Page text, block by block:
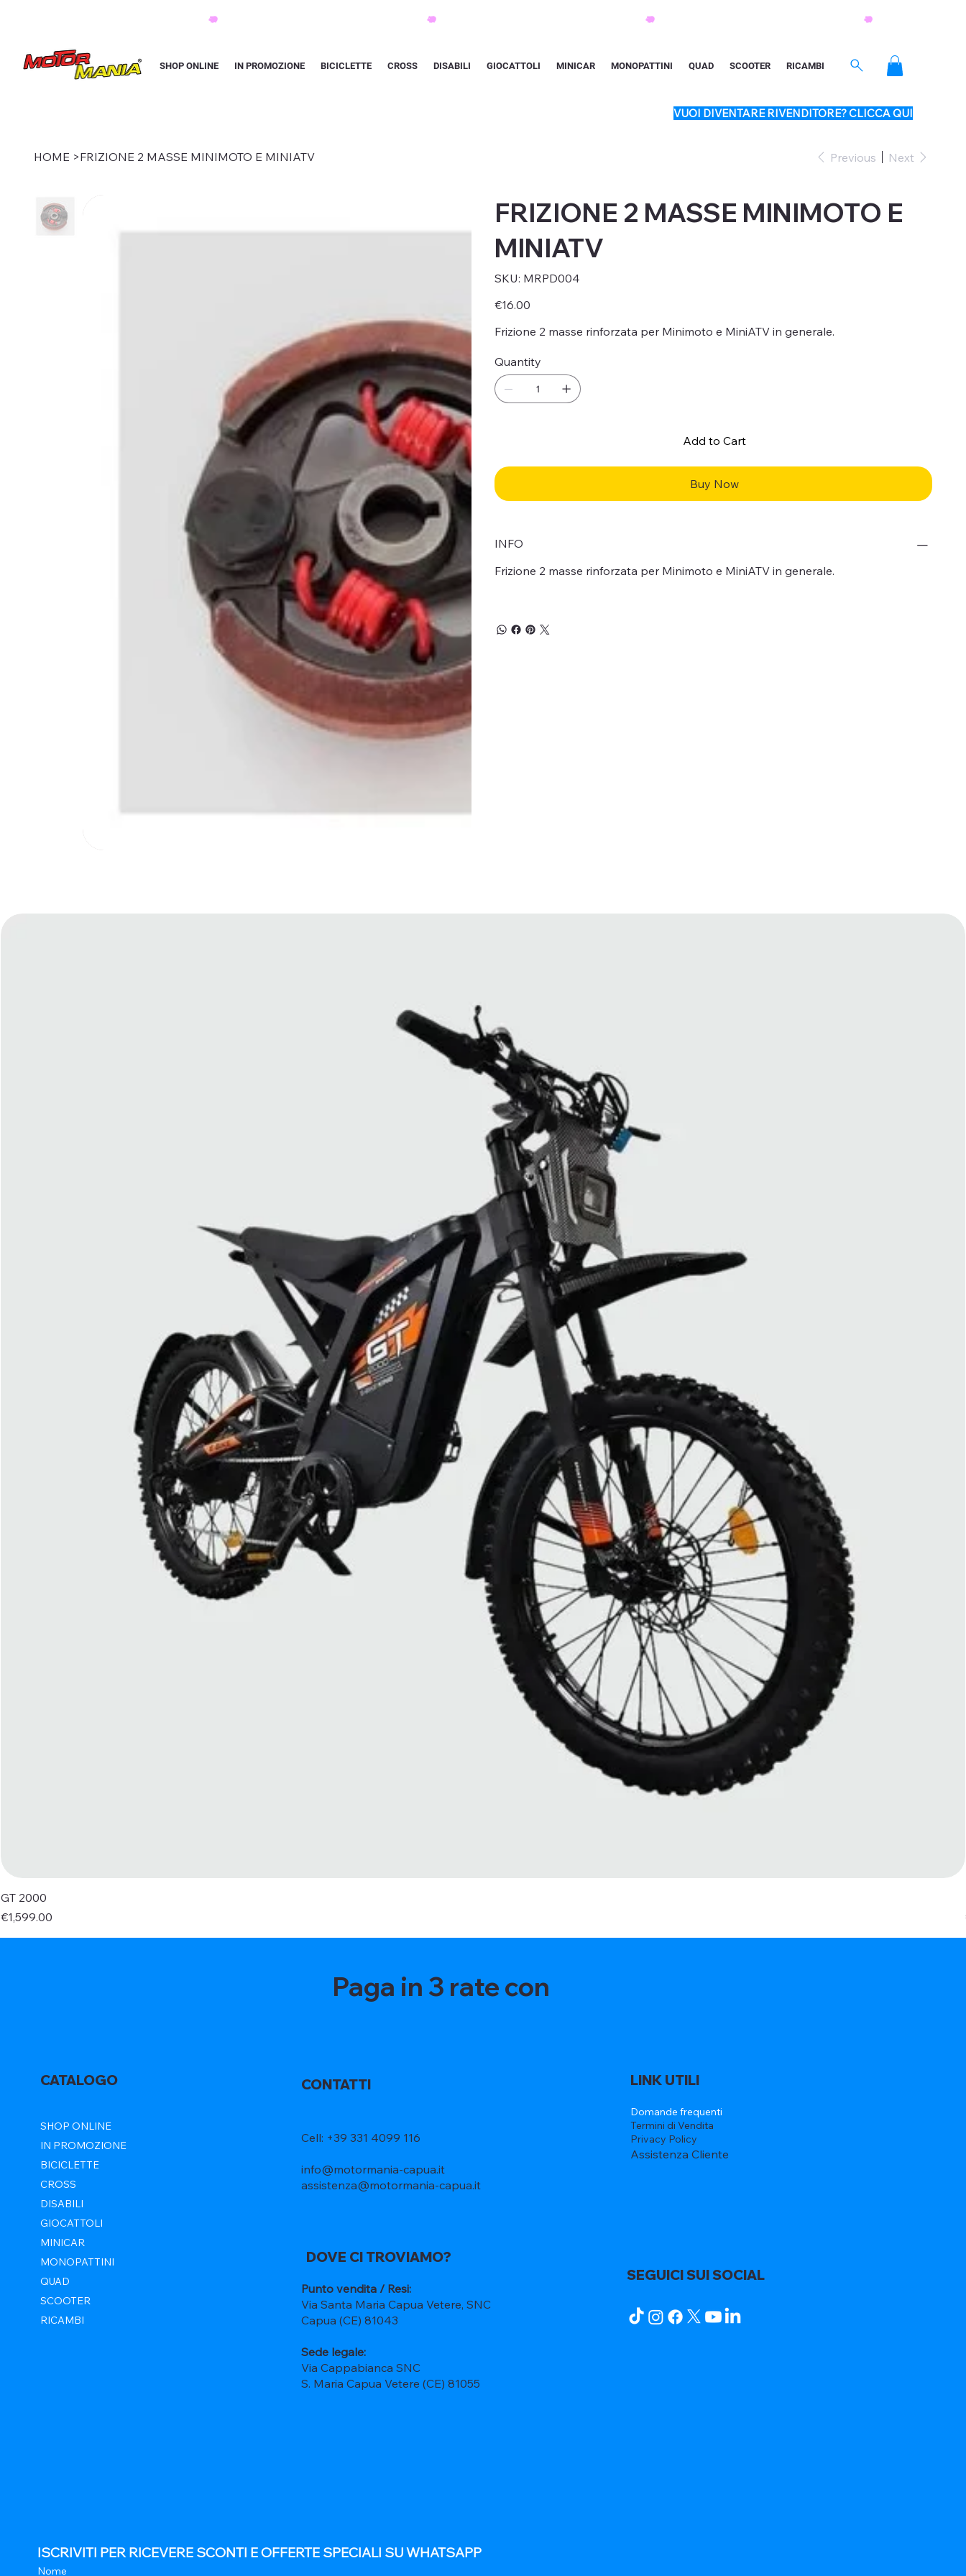
SHOP ONLINE IN PROMOZIONE BICICLETTE CROSS DISABILI GIOCATTOLI MINICAR MONOPATTINI QUAD SCOOTER RICAMBI
VUOI DIVENTARE RIVENDITORE? CLICCA QUI
HOME >FRIZIONE 2 MASSE MINIMOTO E MINIATV Previous Next
FRIZIONE 2 MASSE MINIMOTO E
MINIATV
SKU: SKU
MRPD004
MRPD004
Price
€16.00
Frizione 2 masse rinforzata per Minimoto e MiniATV in generale.
Quantity
Add to Cart
Buy Now
INFO
Frizione 2 masse rinforzata per Minimoto e MiniATV in generale.
GT 2000
Price
€1,599.00
Paga in 3 rate con
CATALOGO
SHOP ONLINE
IN PROMOZIONE
BICICLETTE
CROSS
DISABILI
GIOCATTOLI
MINICAR
MONOPATTINI
QUAD
SCOOTER
RICAMBI
CONTATTI
Cell: +39 331 4099 116
info@motormania-capua.it
assistenza@motormania-capua.it
DOVE CI TROVIAMO?
Punto vendita / Resi:
Via Santa Maria Capua Vetere, SNC
Capua (CE) 81043
Sede legale:
Via Cappabianca SNC
S. Maria Capua Vetere (CE) 81055
LINK UTILI
Domande frequenti
Termini di Vendita
Privacy Policy
Assistenza Cliente
SEGUICI SUI SOCIAL
ISCRIVITI PER RICEVERE SCONTI E OFFERTE SPECIALI SU WHATSAPP
Nome